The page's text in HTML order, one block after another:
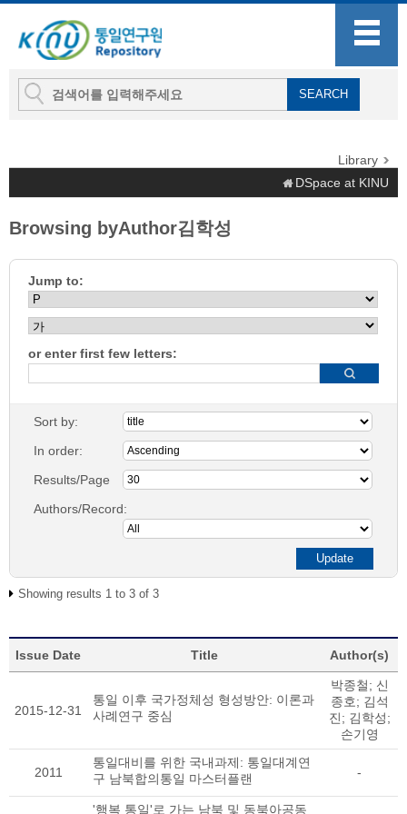
Library
DSpace at KINU
Browsing byAuthor김학성
Jump to:
or enter first few letters:
Sort by:
In order:
Results/Page
Authors/Record:
Showing results 1 to 3 of 3
Issue Date Title Author(s)
2015-12-31
통일 이후 국가정체성 형성방안: 이론과
사례연구 중심
박종철; 신
종호; 김석
진; 김학성;
손기영
2011
통일대비를 위한 국내과제: 통일대계연
구 남북합의통일 마스터플랜
-
'행복 통일'로 가는 남북 및 동북아공동